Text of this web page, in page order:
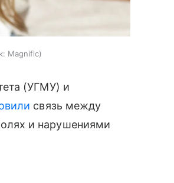
Magnific
(УГМУ) и
связь между
и нарушениями